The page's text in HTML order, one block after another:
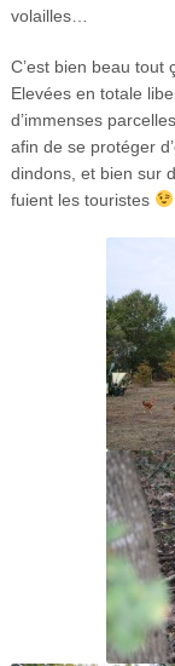
volailles…
C’est bien beau tout
Elevées en totale
d’immenses
afin de se protéger
dindons, et bien sur
fuient les touristes